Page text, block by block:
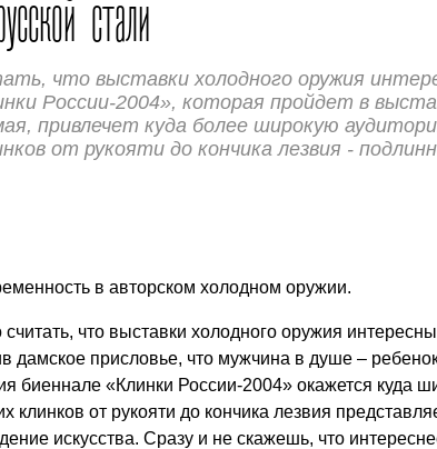
стали
что выставки холодного оружия
России-2004», которая пройдет в
привлечет куда более широкую
от рукояти до кончика лезвия -
в авторском холодном оружии.
считать, что выставки холодного оружия
дамское присловье, что мужчина в душе –
биеннале «Клинки России-2004» окажется куда
клинков от рукояти до кончика лезвия
искусства. Сразу и не скажешь, что